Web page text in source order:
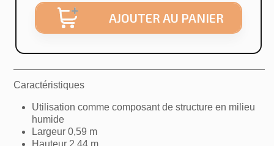
AJOUTER AU PANIER
Caractéristiques
Utilisation comme composant de structure en milieu
humide
Largeur 0,59 m
Hauteur 2,44 m